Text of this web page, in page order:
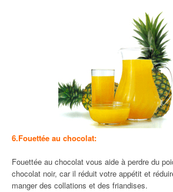
6.Fouettée au chocolat:
Fouettée au chocolat vous aide à perdre du
chocolat noir, car il réduit votre appétit et
manger des collations et des friandises.